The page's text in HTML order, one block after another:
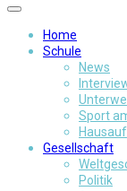
Home
Schule
News
Sport
Gesellschaft
Politik